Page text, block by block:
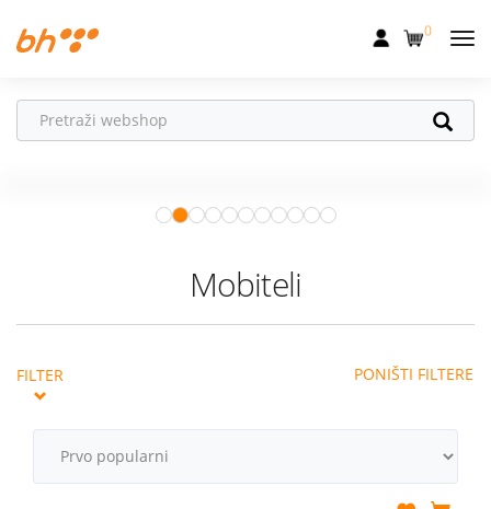
Fiksna
Akcije
Podrška
0
Ne propusti
Prood 04.08.–31.08. očekuju te
super pokloni!
Mobiteli
FILTER PONIŠTI FILTERE